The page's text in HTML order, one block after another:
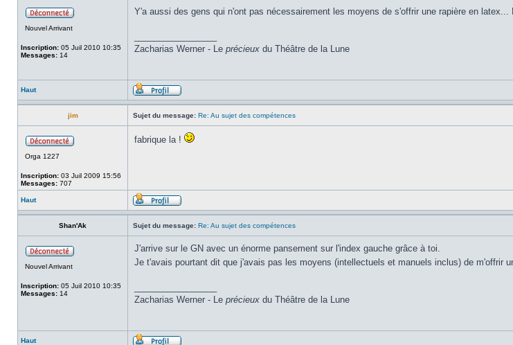
Nouvel Arrivant
Inscription: 05 Juil 2010 10:35
Messages: 14
Y'a aussi des gens qui n'ont pas nécessairement les moyens de s'offrir une rapière en latex...
Zacharias Werner - Le précieux du Théâtre de la Lune
Haut
jim Sujet du message: Re: Au sujet des compétences
Orga 1227
Inscription: 03 Juil 2009 15:56
Messages: 707
fabrique la !
Haut
Shan'Ak Sujet du message: Re: Au sujet des compétences
Nouvel Arrivant
Inscription: 05 Juil 2010 10:35
Messages: 14
J'arrive sur le GN avec un énorme pansement sur l'index gauche grâce à toi.
Je t'avais pourtant dit que j'avais pas les moyens (intellectuels et manuels inclus) de m'offrir
Zacharias Werner - Le précieux du Théâtre de la Lune
Haut